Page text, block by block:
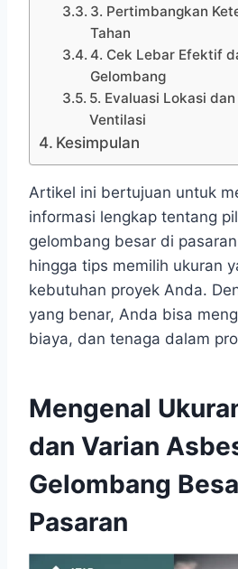
3. Pertimbangkan
Tahan
4. Cek Lebar Efektif
Gelombang
5. Evaluasi Lokasi
Ventilasi
Kesimpulan
Artikel ini bertujuan untuk
informasi lengkap tentang
gelombang besar di
hingga tips memilih ukuran
kebutuhan proyek Anda.
yang benar, Anda bisa
biaya, dan tenaga dalam
Mengenal
dan Varian
Gelombang
Pasaran